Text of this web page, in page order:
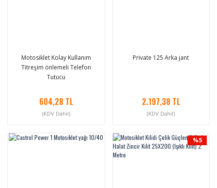
Motosiklet Kolay Kullanım
Titreşim önlemeli Telefon
Tutucu
604,28 TL
(KDV Dahil)
Private 125 Arka jant
2.197,38 TL
(KDV Dahil)
%5